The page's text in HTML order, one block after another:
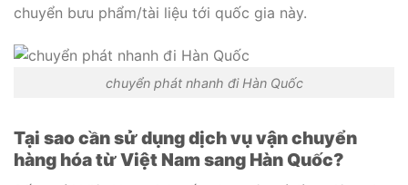
chuyển bưu phẩm/tài liệu tới quốc gia này.
chuyển phát nhanh đi Hàn Quốc
Tại sao cần sử dụng dịch vụ vận chuyển
hàng hóa từ Việt Nam sang Hàn Quốc?